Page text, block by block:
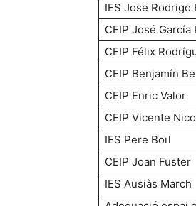
IES Jose Rodrigo
CEIP José García
CEIP Félix
CEIP Benjamín
CEIP Enric Valor
CEIP Vicente
IES Pere Boïl
CEIP Joan Fuster
IES Ausiàs March